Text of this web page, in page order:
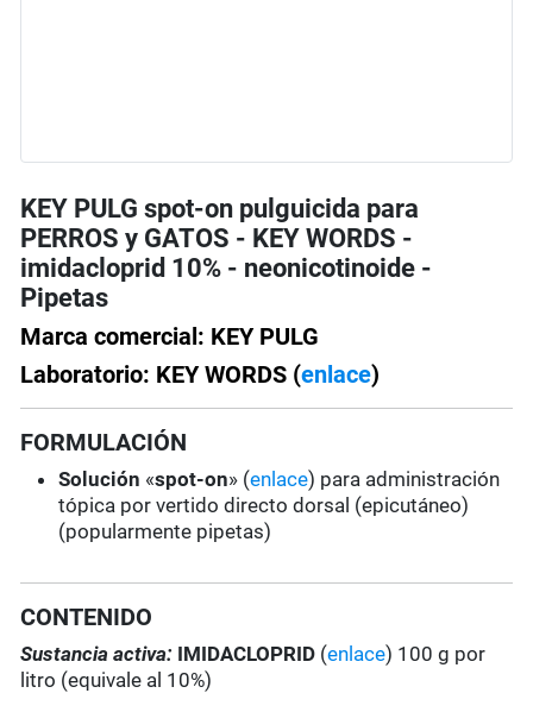
KEY PULG spot-on pulguicida para
PERROS y GATOS - KEY WORDS -
imidacloprid 10% - neonicotinoide -
Pipetas
Marca comercial: KEY PULG
Laboratorio: KEY WORDS (enlace)
FORMULACIÓN
Solución «spot-on» (enlace) para administración
tópica por vertido directo dorsal (epicutáneo)
(popularmente pipetas)
CONTENIDO
Sustancia activa: IMIDACLOPRID (enlace) 100 g por
litro (equivale al 10%)